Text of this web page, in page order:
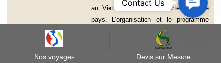
au Vietnam et la découverte de votre
pays. L’organisation et le programme
Nos voyages Devis sur Mesure
Contact Us